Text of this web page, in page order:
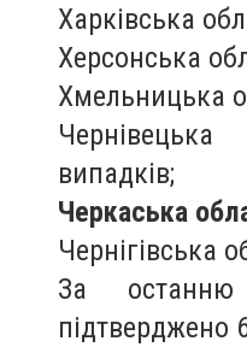
Харківська
Херсонська
Хмельницька
випадків;
Черкаська
Чернігівська
За останню
підтверджено